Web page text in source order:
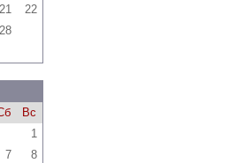
21
22
28
Вс
1
7
8